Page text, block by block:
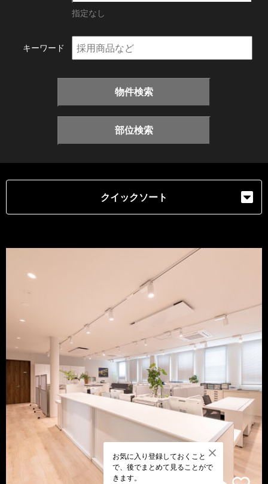
指定なし
キーワード
物件検索
部位検索
クイックソート
お気に入り登録しておくこと
で、後でまとめて見ることがで
きます。